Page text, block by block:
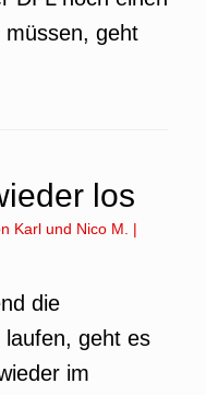
müssen, geht
los
Karl und Nico M.
|
die
laufen, geht es
im